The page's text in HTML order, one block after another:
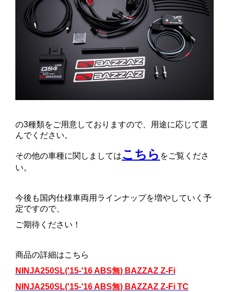
の3種類をご用意しておりますので、用途に応じて選
んでください。
その他の車種に関しましてはこちら をご覧くださ
い。
今後も国内仕様車両用ラインナップを増やしていく予
定ですので、
ご期待ください！
商品の詳細はこちら
NINJA250SL('15-'16 ABS無) BAZZAZ Z-Fi
NINJA250SL('15-'16 ABS無) BAZZAZ Z-Fi TC